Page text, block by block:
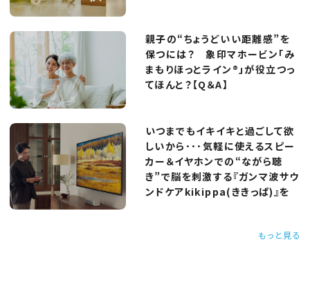
親子の“ちょうどいい距離感”を
保つには？ 象印マホービン「み
まもりほっとライン®」が役立つっ
てほんと？【Q＆A】
いつまでもイキイキと過ごして欲
しいから･･･気軽に使えるスピー
カー＆イヤホンでの“ながら聴
き”で脳を刺激する『ガンマ波サウ
ンドケアkikippa(ききっぱ)』を
もっと見る